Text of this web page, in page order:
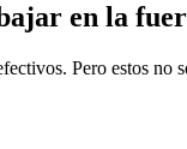
en la
Pero estos no